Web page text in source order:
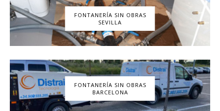
FONTANERÍA SIN OBRAS
SEVILLA
FONTANERÍA SIN OBRAS
BARCELONA